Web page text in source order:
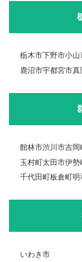
栃木市下野市小山
鹿沼市宇都宮市真
館林市渋川市吉岡
玉村町太田市伊勢
千代田町板倉町明
いわき市